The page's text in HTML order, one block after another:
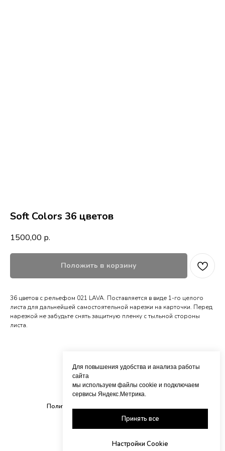
Soft Colors 36 цветов
1500,00 р.
Положить в корзину
36 цветов с рельефом 021 LAVA. Поставляется в виде 1-го целого
листа для дальнейшей самостоятельной нарезки на карточки. Перед
нарезкой не забудьте снять защитную пленку с тыльной стороны
листа.
Политика обработки персональных данных
Вверх
Для повышения удобства и анализа работы
сайта
мы используем файлы cookie и подключаем
сервисы Яндекс.Метрика.
Принять все
Настройки Cookie